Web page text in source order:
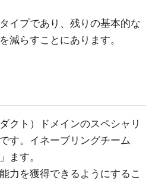
イプであり、残りの基本的な
減らすことにあります。
クト）ドメインのスペシャリ
す。イネーブリングチーム
ます。
力を獲得できるようにするこ